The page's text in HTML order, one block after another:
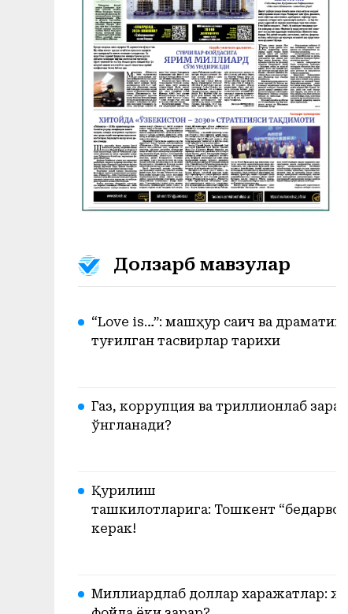
Долзарб мавзулар
“Love is…”: машҳур сақич ва
туғилган тасвирлар тарихи
Газ, коррупция ва триллионлаб
ўнгланади?
Қурилиш
ташкилотларига: Тошкент
керак!
Миллиардлаб доллар харажатлар: